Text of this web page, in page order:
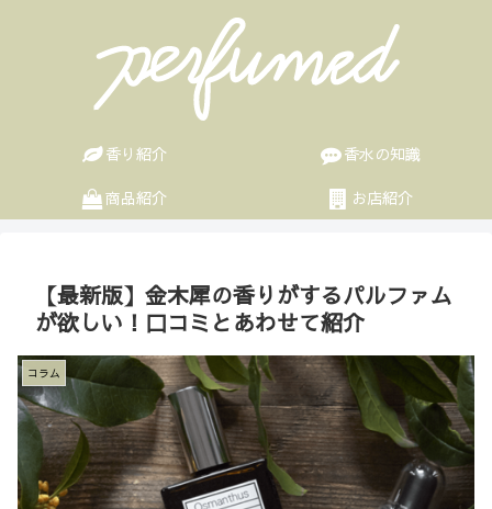
香り紹介
香水の知識
商品紹介
お店紹介
【最新版】金木犀の香りがするパルファム
が欲しい！口コミとあわせて紹介
コラム